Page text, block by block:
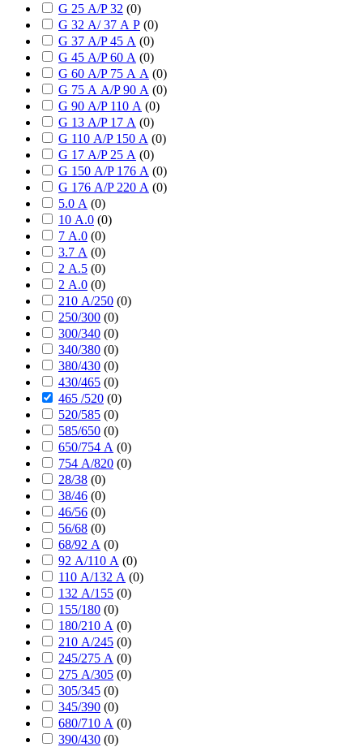
G 25 А/P 32 (0)
G 32 А/ 37 А P (0)
G 37 А/P 45 А (0)
G 45 А/P 60 А (0)
G 60 А/P 75 А А (0)
G 75 А А/P 90 А (0)
G 90 А/P 110 А (0)
G 13 А/P 17 А (0)
G 110 А/P 150 А (0)
G 17 А/P 25 А (0)
G 150 А/P 176 А (0)
G 176 А/P 220 А (0)
5.0 А (0)
10 А.0 (0)
7 А.0 (0)
3.7 А (0)
2 А.5 (0)
2 А.0 (0)
210 А/250 (0)
250/300 (0)
300/340 (0)
340/380 (0)
380/430 (0)
430/465 (0)
465 /520 (0)
520/585 (0)
585/650 (0)
650/754 А (0)
754 А/820 (0)
28/38 (0)
38/46 (0)
46/56 (0)
56/68 (0)
68/92 А (0)
92 А/110 А (0)
110 А/132 А (0)
132 А/155 (0)
155/180 (0)
180/210 А (0)
210 А/245 (0)
245/275 А (0)
275 А/305 (0)
305/345 (0)
345/390 (0)
680/710 А (0)
390/430 (0)